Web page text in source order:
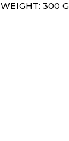
WEIGHT: 300 G